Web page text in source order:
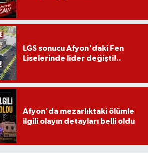
LGS sonucu Afyon'daki Fen
Liselerinde lider değişti!..
Afyon'da mezarlıktaki ölümle
ilgili olayın detayları belli oldu